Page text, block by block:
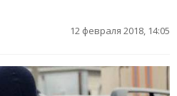
12 февраля 2018, 14:05